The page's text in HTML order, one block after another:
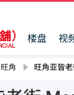
楼盘 视
旺角 旺角亚皆